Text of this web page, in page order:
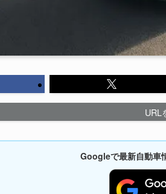
URL
Googleで最新自動車